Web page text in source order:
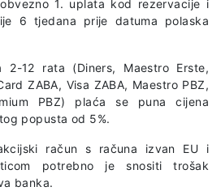
1. uplata kod rezervacije i
6 tjedana prije datuma polaska
2-12 rata (Diners, Maestro Erste,
ZABA, Visa ZABA, Maestro PBZ,
PBZ) plaća se puna cijena
popusta od 5%.
račun s računa izvan EU i
potrebno je snositi trošak
banka.